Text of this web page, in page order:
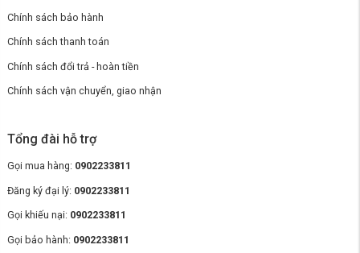
Chính sách bảo hành
Chính sách thanh toán
Chính sách đổi trả - hoàn tiền
Chính sách vận chuyển, giao nhận
Tổng đài hỗ trợ
Gọi mua hàng: 0902233811
Đăng ký đại lý: 0902233811
Gọi khiếu nại: 0902233811
Gọi bảo hành: 0902233811